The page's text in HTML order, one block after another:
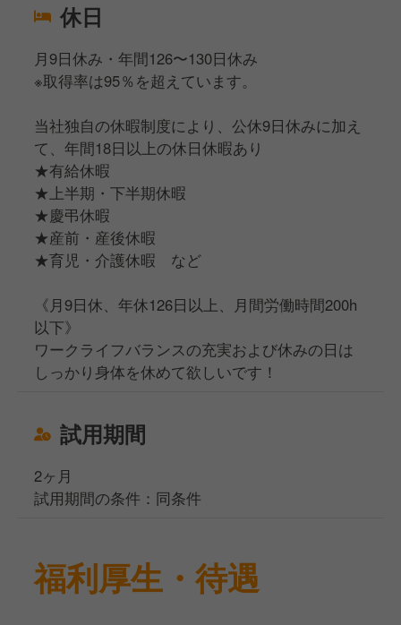
休日
月9日休み・年間126〜130日休み
※取得率は95％を超えています。
当社独自の休暇制度により、公休9日休みに加え
て、年間18日以上の休日休暇あり
★有給休暇
★上半期・下半期休暇
★慶弔休暇
★産前・産後休暇
★育児・介護休暇 など
《月9日休、年休126日以上、月間労働時間200h
以下》
ワークライフバランスの充実および休みの日は
しっかり身体を休めて欲しいです！
試用期間
2ヶ月
試用期間の条件：同条件
福利厚生・待遇